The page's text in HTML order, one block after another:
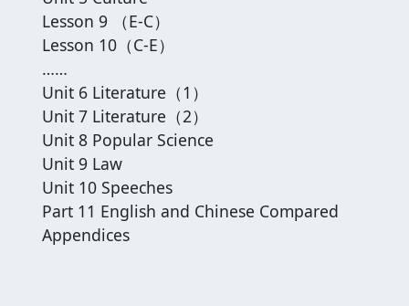
Lesson 9 （E-C）
Lesson 10（C-E）
……
Unit 6 Literature（1）
Unit 7 Literature（2）
Unit 8 Popular Science
Unit 9 Law
Unit 10 Speeches
Part 11 English and Chinese Compared
Appendices